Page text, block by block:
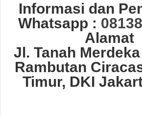
Informasi dan
Whatsapp :
Alamat
Jl. Tanah
Rambutan
Timur, DKI